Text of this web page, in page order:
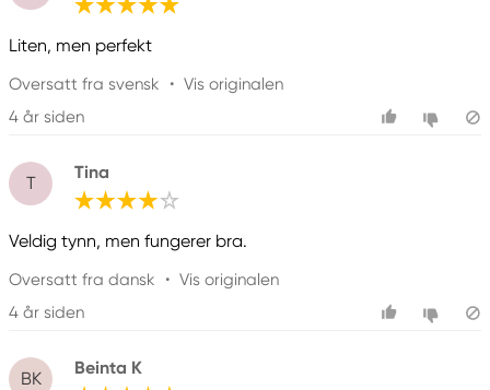
Liten, men perfekt
Oversatt fra svensk • Vis originalen
4 år siden
T
Tina
Veldig tynn, men fungerer bra.
Oversatt fra dansk • Vis originalen
4 år siden
BK
Beinta K